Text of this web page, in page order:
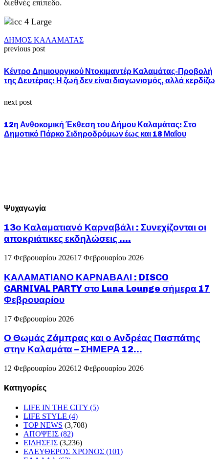
διεθνές επίπεδο.
ΔΗΜΟΣ ΚΑΛΑΜΑΤΑΣ
previous post
Κέντρο Δημιουργικού Ντοκιμαντέρ Καλαμάτας-Προβολή
της Δευτέρας: Η ζωή δεν είναι διαγωνισμός, αλλά κερδίζω
next post
12η Ανθοκομική Έκθεση του Δήμου Καλαμάτας: Στο
Δημοτικό Πάρκο Σιδηροδρόμων έως και 18 Μαΐου
Ψυχαγωγία
13ο Καλαματιανό Καρναβάλι : Συνεχίζονται οι
αποκριάτικες εκδηλώσεις ….
17 Φεβρουαρίου 202617 Φεβρουαρίου 2026
ΚΑΛΑΜΑΤΙΑΝΟ ΚΑΡΝΑΒΑΛΙ : DISCO
CARNIVAL PARTY στο Luna Lounge σήμερα 17
Φεβρουαρίου
17 Φεβρουαρίου 2026
Ο Θωμάς Ζάμπρας και ο Ανδρέας Πασπάτης
στην Καλαμάτα – ΣΗΜΕΡΑ 12...
12 Φεβρουαρίου 202612 Φεβρουαρίου 2026
Kατηγορίες
LIFE IN THE CITY (5)
LIFE STYLE (4)
TOP NEWS (3,708)
ΑΠΟΨΕΙΣ (82)
ΕΙΔΗΣΕΙΣ (3,236)
ΕΛΕΥΘΕΡΟΣ ΧΡΟΝΟΣ (101)